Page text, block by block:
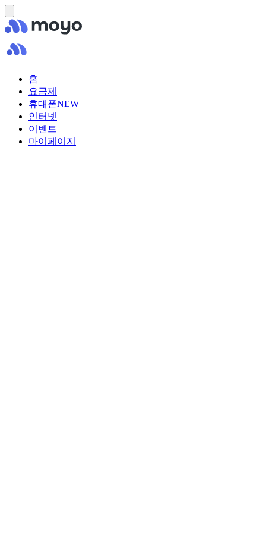
홈
요금제
휴대폰NEW
인터넷
이벤트
마이페이지